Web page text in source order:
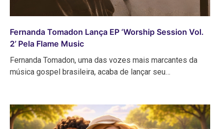
Fernanda Tomadon Lança EP ‘Worship Session Vol.
2’ Pela Flame Music
Fernanda Tomadon, uma das vozes mais marcantes da
música gospel brasileira, acaba de lançar seu…